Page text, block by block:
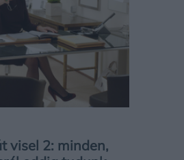
visel 2: minden,